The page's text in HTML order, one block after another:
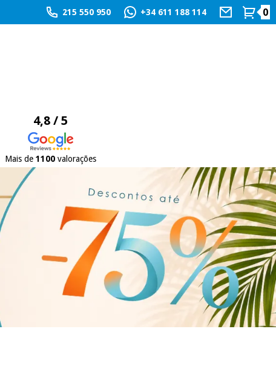
215 550 950 +34 611 188 114 0
4,8 / 5
Mais de 1100valorações